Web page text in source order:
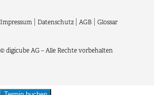
Impressum Datenschutz AGB Glossar
© digicube AG – Alle Rechte vorbehalten